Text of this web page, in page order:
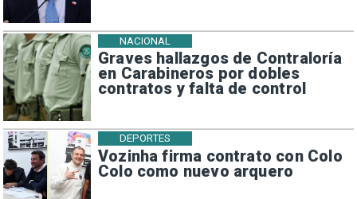
Graves hallazgos de Contraloría
en Carabineros por dobles
contratos y falta de control
NACIONAL
Vozinha firma contrato con Colo
Colo como nuevo arquero
DEPORTES